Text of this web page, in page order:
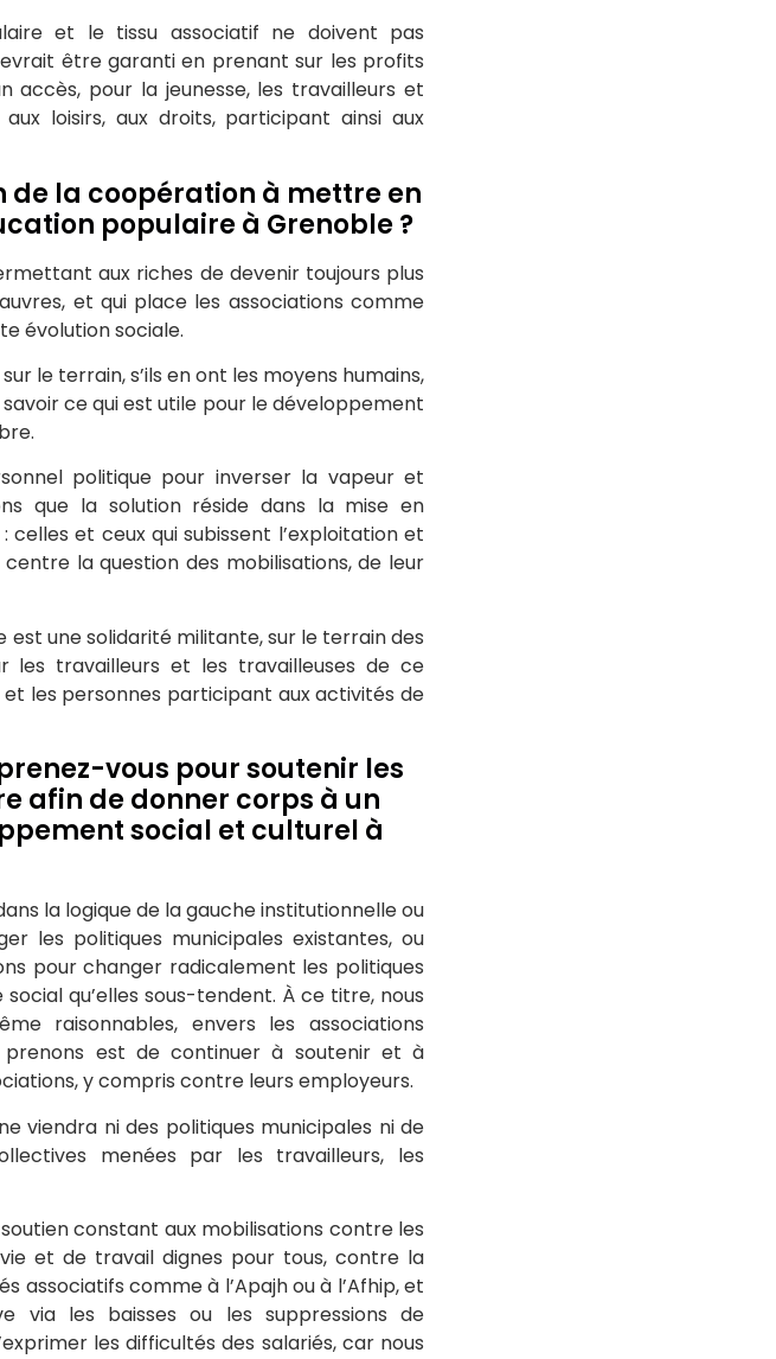
et le tissu associatif ne doivent pas
être garanti en prenant sur les profits
pour la jeunesse, les travailleurs et
loisirs, aux droits, participant ainsi aux
de la coopération à mettre en
populaire à Grenoble ?
aux riches de devenir toujours plus
et qui place les associations comme
évolution sociale.
le terrain, s’ils en ont les moyens humains,
ce qui est utile pour le développement
politique pour inverser la vapeur et
que la solution réside dans la mise en
et ceux qui subissent l’exploitation et
la question des mobilisations, de leur
une solidarité militante, sur le terrain des
les travailleurs et les travailleuses de ce
les personnes participant aux activités de
vous pour soutenir les
afin de donner corps à un
social et culturel à
la logique de la gauche institutionnelle ou
les politiques municipales existantes, ou
pour changer radicalement les politiques
qu’elles sous-tendent. À ce titre, nous
raisonnables, envers les associations
prenons est de continuer à soutenir et à
y compris contre leurs employeurs.
viendra ni des politiques municipales ni de
menées par les travailleurs, les
constant aux mobilisations contre les
et de travail dignes pour tous, contre la
associatifs comme à l’Apajh ou à l’Afhip, et
via les baisses ou les suppressions de
les difficultés des salariés, car nous